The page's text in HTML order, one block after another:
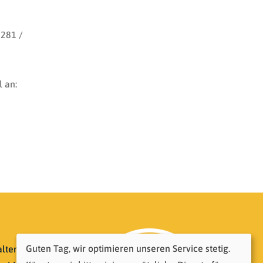
/
an:
Guten Tag, wir optimieren unseren Service stetig.